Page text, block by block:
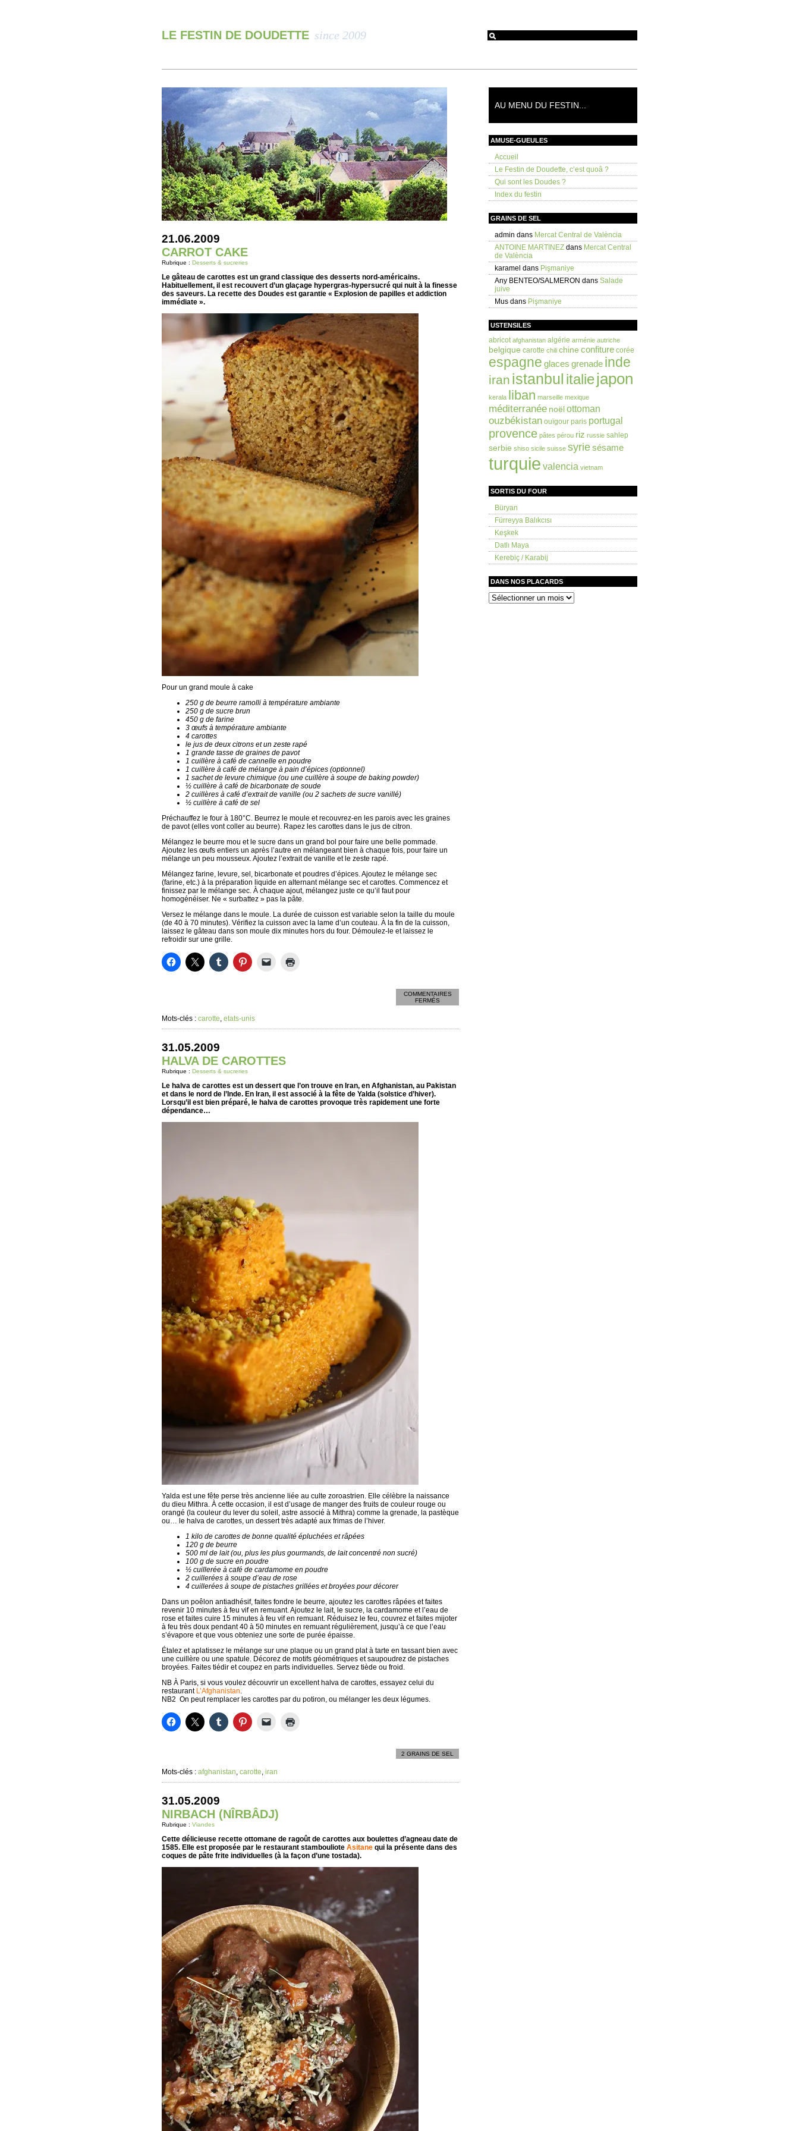
LE FESTIN DE DOUDETTE since 2009
21.06.2009
CARROT CAKE
Rubrique : Desserts & sucreries
Le gâteau de carottes est un grand classique des desserts nord-américains.
Habituellement, il est recouvert d’un glaçage hypergras-hypersucré qui nuit à la finesse
des saveurs. La recette des Doudes est garantie « Explosion de papilles et addiction
immédiate ».
Pour un grand moule à cake
250 g de beurre ramolli à température ambiante
250 g de sucre brun
450 g de farine
3 œufs à température ambiante
4 carottes
le jus de deux citrons et un zeste rapé
1 grande tasse de graines de pavot
1 cuillère à café de cannelle en poudre
1 cuillère à café de mélange à pain d’épices (optionnel)
1 sachet de levure chimique (ou une cuillère à soupe de baking powder)
½ cuillère à café de bicarbonate de soude
2 cuillères à café d’extrait de vanille (ou 2 sachets de sucre vanillé)
½ cuillère à café de sel
Préchauffez le four à 180°C. Beurrez le moule et recouvrez-en les parois avec les graines
de pavot (elles vont coller au beurre). Rapez les carottes dans le jus de citron.
Mélangez le beurre mou et le sucre dans un grand bol pour faire une belle pommade.
Ajoutez les œufs entiers un après l’autre en mélangeant bien à chaque fois, pour faire un
mélange un peu mousseux. Ajoutez l’extrait de vanille et le zeste rapé.
Mélangez farine, levure, sel, bicarbonate et poudres d’épices. Ajoutez le mélange sec
(farine, etc.) à la préparation liquide en alternant mélange sec et carottes. Commencez et
finissez par le mélange sec. À chaque ajout, mélangez juste ce qu’il faut pour
homogénéiser. Ne « surbattez » pas la pâte.
Versez le mélange dans le moule. La durée de cuisson est variable selon la taille du moule
(de 40 à 70 minutes). Vérifiez la cuisson avec la lame d’un couteau. À la fin de la cuisson,
laissez le gâteau dans son moule dix minutes hors du four. Démoulez-le et laissez le
refroidir sur une grille.
COMMENTAIRES
FERMÉS
CARROT
Mots-clés : carotte, etats-unis
31.05.2009
HALVA DE CAROTTES
Rubrique : Desserts & sucreries
Le halva de carottes est un dessert que l’on trouve en Iran, en Afghanistan, au Pakistan
et dans le nord de l’Inde. En Iran, il est associé à la fête de Yalda (solstice d’hiver).
Lorsqu’il est bien préparé, le halva de carottes provoque très rapidement une forte
dépendance…
Yalda est une fête perse très ancienne liée au culte zoroastrien. Elle célèbre la naissance
du dieu Mithra. À cette occasion, il est d’usage de manger des fruits de couleur rouge ou
orangé (la couleur du lever du soleil, astre associé à Mithra) comme la grenade, la pastèque
ou… le halva de carottes, un dessert très adapté aux frimas de l’hiver.
1 kilo de carottes de bonne qualité épluchées et râpées
120 g de beurre
500 ml de lait (ou, plus les plus gourmands, de lait concentré non sucré)
100 g de sucre en poudre
½ cuillerée à café de cardamome en poudre
2 cuillerées à soupe d’eau de rose
4 cuillerées à soupe de pistaches grillées et broyées pour décorer
Dans un poêlon antiadhésif, faites fondre le beurre, ajoutez les carottes râpées et faites
revenir 10 minutes à feu vif en remuant. Ajoutez le lait, le sucre, la cardamome et l’eau de
rose et faites cuire 15 minutes à feu vif en remuant. Réduisez le feu, couvrez et faites mijoter
à feu très doux pendant 40 à 50 minutes en remuant régulièrement, jusqu’à ce que l’eau
s’évapore et que vous obteniez une sorte de purée épaisse.
Étalez et aplatissez le mélange sur une plaque ou un grand plat à tarte en tassant bien avec
une cuillère ou une spatule. Décorez de motifs géométriques et saupoudrez de pistaches
broyées. Faites tiédir et coupez en parts individuelles. Servez tiède ou froid.
NB À Paris, si vous voulez découvrir un excellent halva de carottes, essayez celui du
restaurant L’Afghanistan.
NB2 On peut remplacer les carottes par du potiron, ou mélanger les deux légumes.
2 GRAINS DE SEL
Mots-clés : afghanistan, carotte, iran
31.05.2009
NIRBACH (NÎRBÂDJ)
Rubrique : Viandes
Cette délicieuse recette ottomane de ragoût de carottes aux boulettes d’agneau date de
1585. Elle est proposée par le restaurant stambouliote Asitane qui la présente dans des
coques de pâte frite individuelles (à la façon d’une tostada).
AU MENU DU FESTIN...
AMUSE-GUEULES
Accueil
Le Festin de Doudette, c’est quoâ ?
Qui sont les Doudes ?
Index du festin
GRAINS DE SEL
admin dans Mercat Central de València
ANTOINE MARTINEZ dans Mercat Central
de València
karamel dans Pişmaniye
Any BENTEO/SALMERON dans Salade
juive
Mus dans Pişmaniye
USTENSILES
abricot afghanistan algérie arménie autriche
belgique carotte chili chine confiture corée
espagne glaces grenade inde
iran istanbul italiejapon
kerala liban marseille mexique
méditerranée noëlottoman
ouzbékistan ouïgour paris portugal
provence pâtes pérou riz russie sahlep
serbie shiso sicile suisse syriesésame
turquie valencia vietnam
SORTIS DU FOUR
Büryan
Fürreyya Balıkcısı
Keşkek
Datlı Maya
Kerebiç / Karabij
DANS NOS PLACARDS
dans
nos